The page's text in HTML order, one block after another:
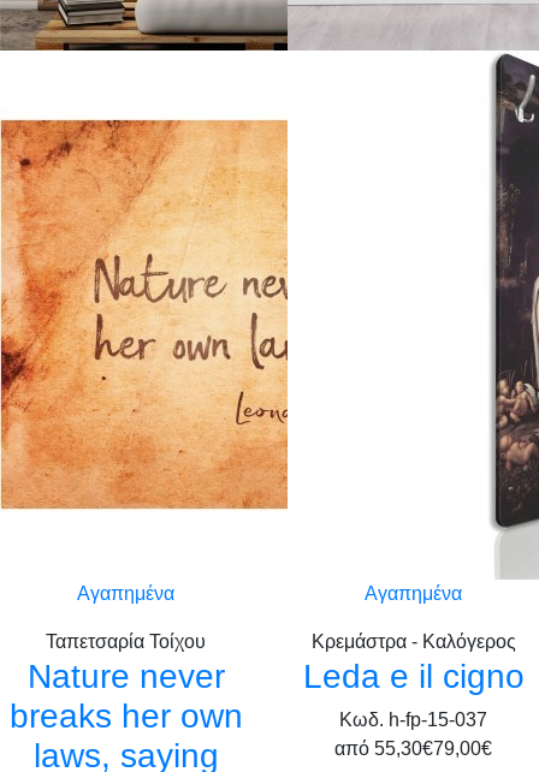
Αγαπημένα
Ταπετσαρία Τοίχου
Nature never
breaks her own
laws, saying
Αγαπημένα
Κρεμάστρα - Καλόγερος
Leda e il cigno
Κωδ. h-fp-15-037
από 55,30€79,00€